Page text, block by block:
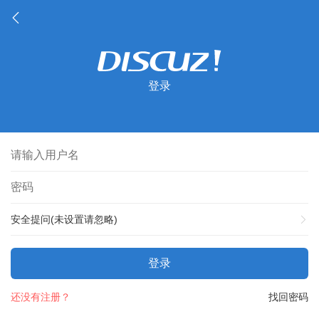
登录
安全提问(未设置请忽略)
登录
找回密码
还没有注册？